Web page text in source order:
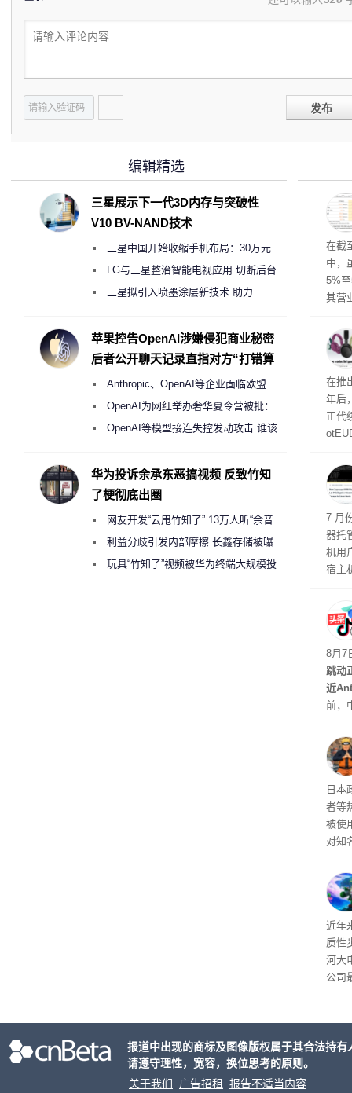
发布
于
在截
中，
5%
其营
日
69亿
曝
在推
年后
正代
计
机
7 月
器托
机用
宿主
如
有可
最
8月7
跳动
近
前，
不
日本
者等
被使
对知
近年
质性
河大
公司
编辑精选
三星展示下一代3D内存与突破性
V10 BV-NAND技术
三星中国开始收缩手机布局：30万元
月销售额不达标门店 将被逐步清退
LG与三星整治智能电视应用 切断后台
偷偷共享带宽的违规行为
三星拟引入喷墨涂层新技术 助力
度
苹果控告OpenAI涉嫌侵犯商业秘密
后者公开聊天记录直指对方“打错算
Anthropic、OpenAI等企业面临欧盟
《人工智能法案》全新执法权限审查
OpenAI为网红举办奢华夏令营被批：
2000美元一晚 遭讽“反乌托邦”
OpenAI等模型接连失控发动攻击 谁该
华为投诉余承东恶搞视频 反致竹知
了梗彻底出圈
网友开发“云甩竹知了” 13万人听“余音
绕梁”利益分歧引发内部摩擦 长鑫存储被曝
曾将华为驻场工程师驱逐出研发基地
玩具“竹知了”视频被华为终端大规模投
报道中出现的商标及图像版权属于其合法持
请遵守理性，宽容，换位思考的原则。
关于我们
广告招租
报告不适当内容